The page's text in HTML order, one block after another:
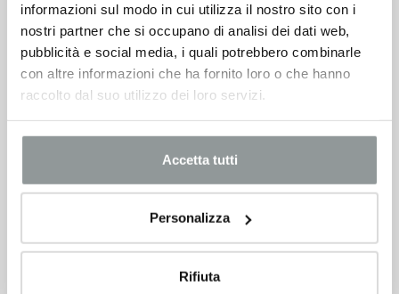
informazioni sul modo in cui utilizza il nostro sito con i
nostri partner che si occupano di analisi dei dati web,
pubblicità e social media, i quali potrebbero combinarle
con altre informazioni che ha fornito loro o che hanno
raccolto dal suo utilizzo dei loro servizi.
Accetta tutti
Personalizza
Rifiuta